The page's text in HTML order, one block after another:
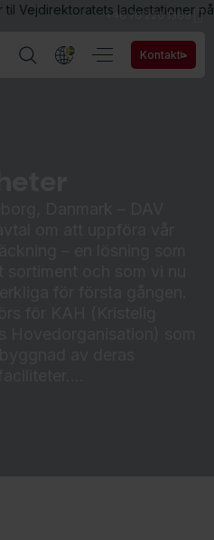
+46 70 220 1369
Kontakt